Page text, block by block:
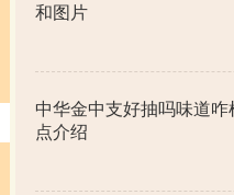
和图片
中华金中支好抽吗味道
点介绍